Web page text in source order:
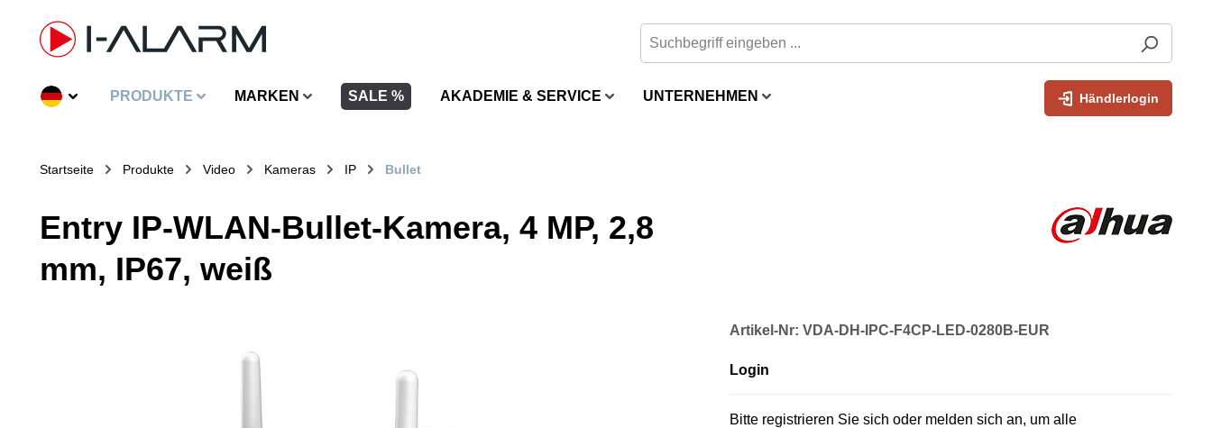
springen
PRODUKTE MARKEN SALE % AKADEMIE & SERVICE UNTERNEHMEN Händlerlogin
Startseite Produkte Video Kameras IP Bullet
Entry IP-WLAN-Bullet-Kamera, 4 MP, 2,8
mm, IP67, weiß
Artikel-Nr: VDA-DH-IPC-F4CP-LED-0280B-EUR
Login
Bitte registrieren Sie sich oder melden sich an, um alle